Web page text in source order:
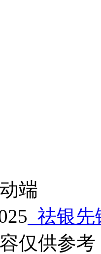
端
祛银先
仅供参